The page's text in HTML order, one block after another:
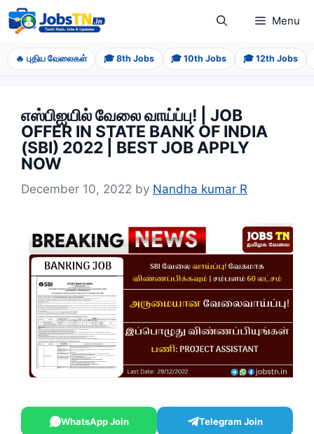
Skip
to
content
Menu
🔥 புதிய வேலைகள் 🎓 8th Jobs 🎓 10th Jobs 🎓 12th Jobs
எஸ்பிஐயில் வேலை வாய்ப்பு! | JOB
OFFER IN STATE BANK OF INDIA
(SBI) 2022 | BEST JOB APPLY
NOW
December 10, 2022 by Nandha kumar R
WhatsApp Join Telegram Join